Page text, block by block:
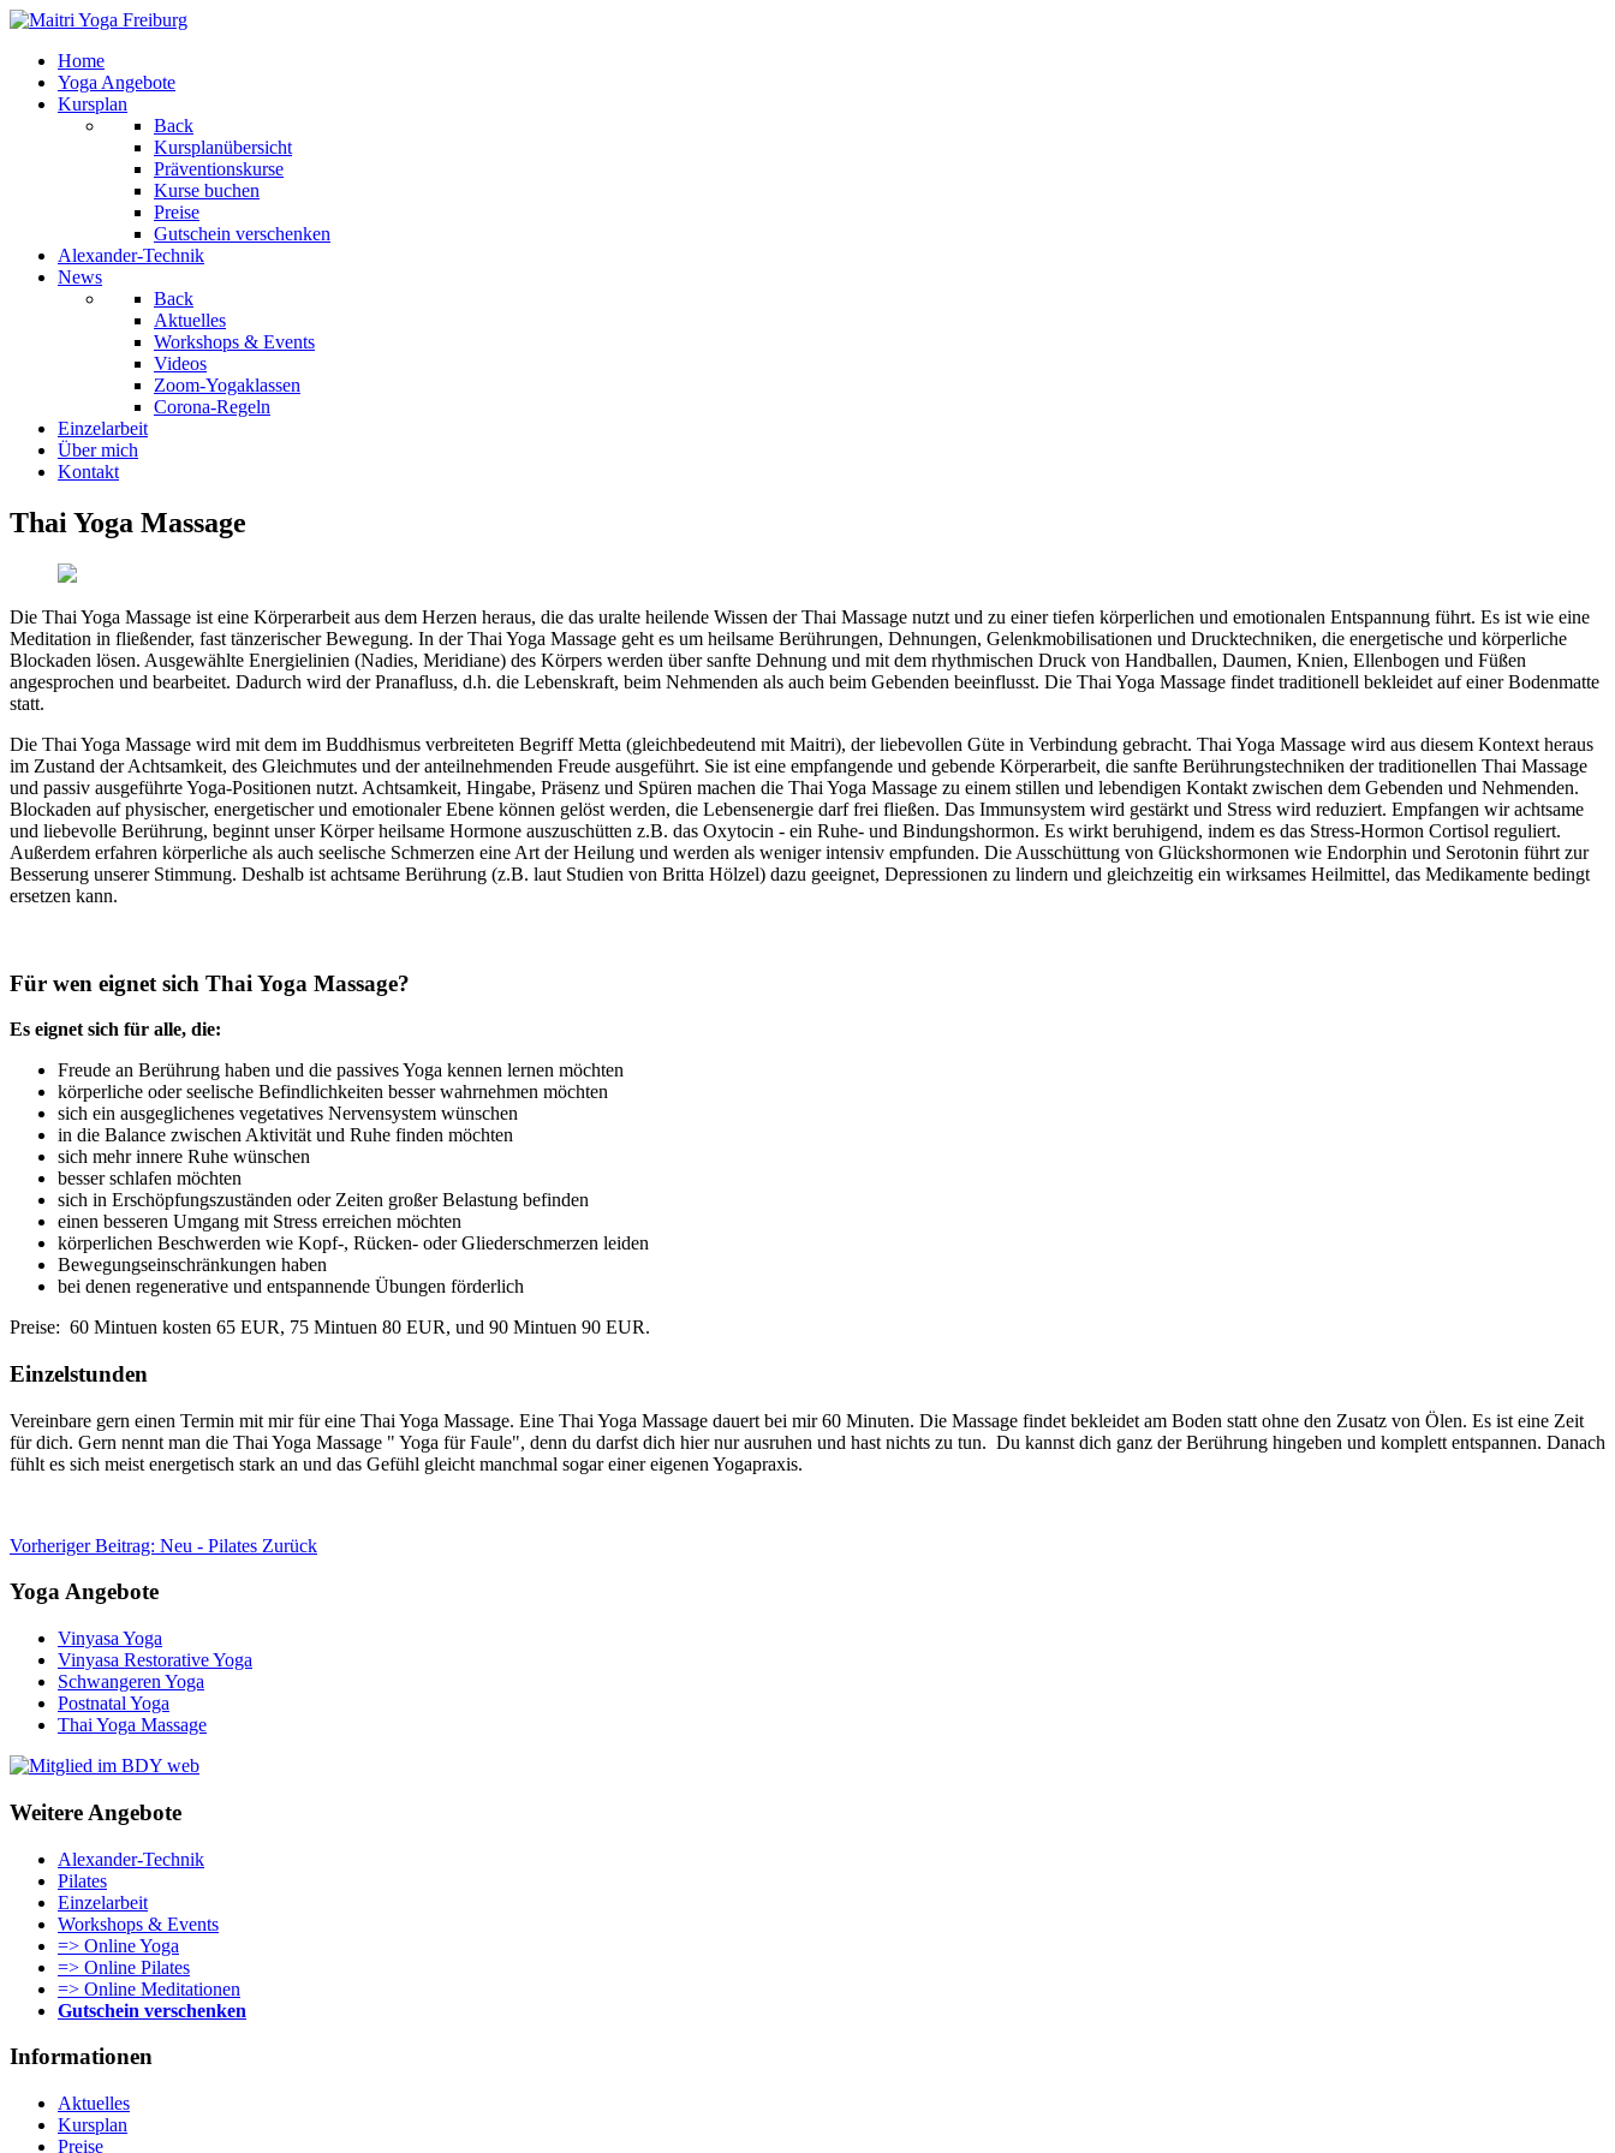
Home
Yoga Angebote
Kursplan
Back
Kursplanübersicht
Präventionskurse
Kurse buchen
Preise
Gutschein verschenken
Alexander-Technik
News
Back
Aktuelles
Workshops & Events
Videos
Zoom-Yogaklassen
Corona-Regeln
Einzelarbeit
Über mich
Kontakt
Thai Yoga Massage
Die Thai Yoga Massage ist eine Körperarbeit aus dem Herzen heraus, die das uralte heilende Wissen der Thai Massage nutzt und zu einer tiefen körperlichen und emotionalen Entspannung führt. Es ist wie eine
Meditation in fließender, fast tänzerischer Bewegung. In der Thai Yoga Massage geht es um heilsame Berührungen, Dehnungen, Gelenkmobilisationen und Drucktechniken, die energetische und körperliche
Blockaden lösen. Ausgewählte Energielinien (Nadies, Meridiane) des Körpers werden über sanfte Dehnung und mit dem rhythmischen Druck von Handballen, Daumen, Knien, Ellenbogen und Füßen
angesprochen und bearbeitet. Dadurch wird der Pranafluss, d.h. die Lebenskraft, beim Nehmenden als auch beim Gebenden beeinflusst. Die Thai Yoga Massage findet traditionell bekleidet auf einer Bodenmatte
statt.
Die Thai Yoga Massage wird mit dem im Buddhismus verbreiteten Begriff Metta (gleichbedeutend mit Maitri), der liebevollen Güte in Verbindung gebracht. Thai Yoga Massage wird aus diesem Kontext heraus
im Zustand der Achtsamkeit, des Gleichmutes und der anteilnehmenden Freude ausgeführt. Sie ist eine empfangende und gebende Körperarbeit, die sanfte Berührungstechniken der traditionellen Thai Massage
und passiv ausgeführte Yoga-Positionen nutzt. Achtsamkeit, Hingabe, Präsenz und Spüren machen die Thai Yoga Massage zu einem stillen und lebendigen Kontakt zwischen dem Gebenden und Nehmenden.
Blockaden auf physischer, energetischer und emotionaler Ebene können gelöst werden, die Lebensenergie darf frei fließen. Das Immunsystem wird gestärkt und Stress wird reduziert. Empfangen wir achtsame
und liebevolle Berührung, beginnt unser Körper heilsame Hormone auszuschütten z.B. das Oxytocin - ein Ruhe- und Bindungshormon. Es wirkt beruhigend, indem es das Stress-Hormon Cortisol reguliert.
Außerdem erfahren körperliche als auch seelische Schmerzen eine Art der Heilung und werden als weniger intensiv empfunden. Die Ausschüttung von Glückshormonen wie Endorphin und Serotonin führt zur
Besserung unserer Stimmung. Deshalb ist achtsame Berührung (z.B. laut Studien von Britta Hölzel) dazu geeignet, Depressionen zu lindern und gleichzeitig ein wirksames Heilmittel, das Medikamente bedingt
ersetzen kann.
Für wen eignet sich Thai Yoga Massage?
Es eignet sich für alle, die:
Freude an Berührung haben und die passives Yoga kennen lernen möchten
körperliche oder seelische Befindlichkeiten besser wahrnehmen möchten
sich ein ausgeglichenes vegetatives Nervensystem wünschen
in die Balance zwischen Aktivität und Ruhe finden möchten
sich mehr innere Ruhe wünschen
besser schlafen möchten
sich in Erschöpfungszuständen oder Zeiten großer Belastung befinden
einen besseren Umgang mit Stress erreichen möchten
körperlichen Beschwerden wie Kopf-, Rücken- oder Gliederschmerzen leiden
Bewegungseinschränkungen haben
bei denen regenerative und entspannende Übungen förderlich
Preise: 60 Mintuen kosten 65 EUR, 75 Mintuen 80 EUR, und 90 Mintuen 90 EUR.
Einzelstunden
Vereinbare gern einen Termin mit mir für eine Thai Yoga Massage. Eine Thai Yoga Massage dauert bei mir 60 Minuten. Die Massage findet bekleidet am Boden statt ohne den Zusatz von Ölen. Es ist eine Zeit
für dich. Gern nennt man die Thai Yoga Massage " Yoga für Faule", denn du darfst dich hier nur ausruhen und hast nichts zu tun. Du kannst dich ganz der Berührung hingeben und komplett entspannen. Danach
fühlt es sich meist energetisch stark an und das Gefühl gleicht manchmal sogar einer eigenen Yogapraxis.
Vorheriger Beitrag: Neu - Pilates Zurück
Yoga Angebote
Vinyasa Yoga
Vinyasa Restorative Yoga
Schwangeren Yoga
Postnatal Yoga
Thai Yoga Massage
Weitere Angebote
Alexander-Technik
Pilates
Einzelarbeit
Workshops & Events
=> Online Yoga
=> Online Pilates
=> Online Meditationen
Gutschein verschenken
Informationen
Aktuelles
Kursplan
Preise